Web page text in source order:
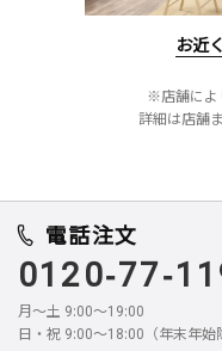
お近
※店舗によ
詳細は店舗
電話注文
0120-77-
月～土 9:00～19:00
日・祝 9:00～18:00（年末年始